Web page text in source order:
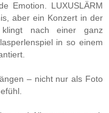
Emotion. LUXUSLÄRM
aber ein Konzert in der
nach einer ganz
in so einem
– nicht nur als Foto